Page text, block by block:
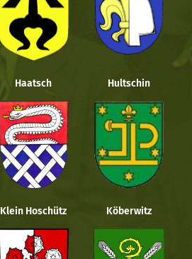
Haatsch Hultschin
Klein Hoschütz Köberwitz